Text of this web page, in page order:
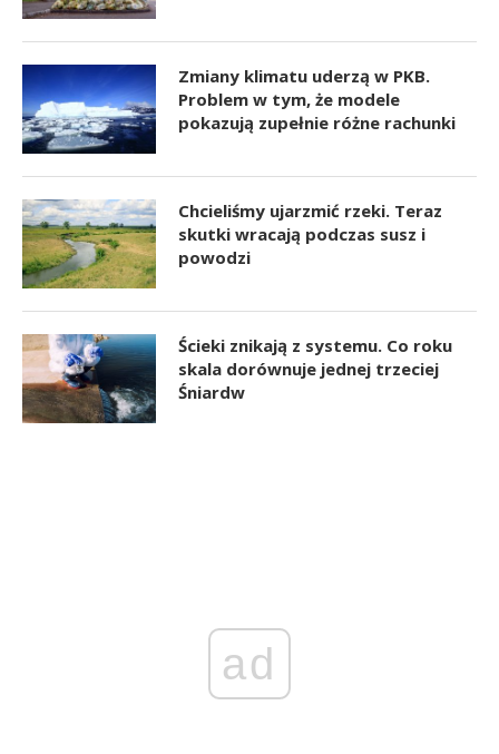
Zmiany klimatu uderzą w PKB.
Problem w tym, że modele
pokazują zupełnie różne rachunki
Chcieliśmy ujarzmić rzeki. Teraz
skutki wracają podczas susz i
powodzi
Ścieki znikają z systemu. Co roku
skala dorównuje jednej trzeciej
Śniardw
ad